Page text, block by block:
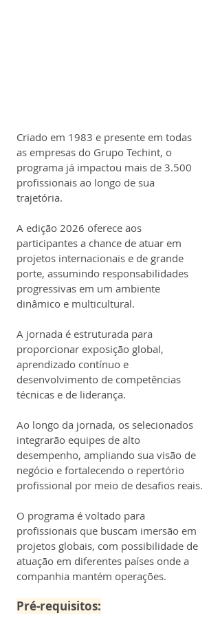
Criado em 1983 e presente em todas
as empresas do Grupo Techint, o
programa já impactou mais de 3.500
profissionais ao longo de sua
trajetória.
A edição 2026 oferece aos
participantes a chance de atuar em
projetos internacionais e de grande
porte, assumindo responsabilidades
progressivas em um ambiente
dinâmico e multicultural.
A jornada é estruturada para
proporcionar exposição global,
aprendizado contínuo e
desenvolvimento de competências
técnicas e de liderança.
Ao longo da jornada, os selecionados
integrarão equipes de alto
desempenho, ampliando sua visão de
negócio e fortalecendo o repertório
profissional por meio de desafios reais.
O programa é voltado para
profissionais que buscam imersão em
projetos globais, com possibilidade de
atuação em diferentes países onde a
companhia mantém operações.
Pré-requisitos: